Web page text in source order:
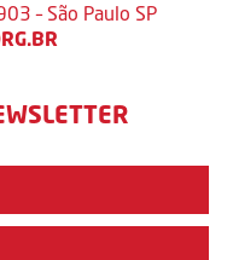
– São Paulo SP